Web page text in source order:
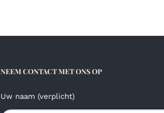
NEEM CONTACT MET ONS OP
Uw naam (verplicht)